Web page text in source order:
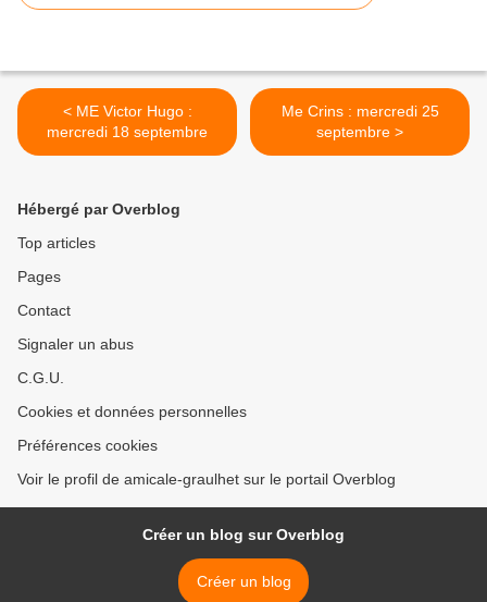
< ME Victor Hugo :
mercredi 18 septembre
Me Crins : mercredi 25
septembre >
Hébergé par Overblog
Top articles
Pages
Contact
Signaler un abus
C.G.U.
Cookies et données personnelles
Préférences cookies
Voir le profil de amicale-graulhet sur le portail Overblog
Créer un blog sur Overblog
Créer un blog